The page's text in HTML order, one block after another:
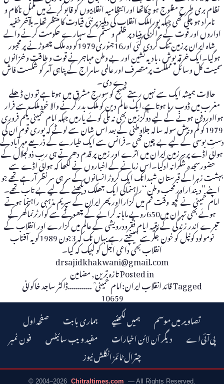
نظام بری طرح مفلوج ہو چکاتھا اورانتظامیہ انقلابیوں کو قابو کرنے میں مکمل ناکام و
نامراد ہو چکی تھی جبکہ پوراملک انقلاب کی دہلیزپر نئی قیادت کا منتظر تھا۔بلآخرخفیہ
اداروں اور قوت کے مراکزکی بنیاد پر ظلم و ستم کے سہارے حکومت کرنے والے
شاہ ایران پرزمین تنگ کردی گئی اور16جنوری1979کو وہ ملک چھوڑنے پر مجبور
ہوگیا۔ایک خرقہ پوش ،بادیہ نشین اور بے وطن مہاجرنے قوت و طاقت و خزانوں
سمیت کل وسائل مملکت پرمتصرف اور عالمی سامراج کے پناہی آمر کو شکست فاش
دے دی۔
حالات ہمیشہ ایک سے نہیں رہتے صبح کو سورج مشرق میں ہوتاہے تو دن ڈھلے
مغرب میں ڈوب رہا ہوتاہے،ایک عالم دین کو ملک بدر کرنے والا خود ملک سے فرار
ہوااوردفن ہونے کے لیے دوگززمین بھی نہ ملی کوئے یارمیں جبکہ امام خمینی یکم فروری
1979کو کم و بیش سولہ سالہ جلاوطنی کے بعد اس شان سے لوٹے کہ پوری قوم ان کی
دست بوسی کے لیے بے چین تھی ۔فرانس سے ایک طیارے کے ذریعے مہرآبادکے
ہوائی اڈے پرسرزمین ایران میں اترے اور زمین پر قدم دھرتے ہی رب ذولجلال کے
حضورسجدہ شکرانہ ادکیا۔اس زمانے کے اخباروں نے لکھا کہ ہوائی اڈے سے
بہشت زہراکے قبرستان شہداتک ایک کروڑ انسانوں کے سر ہی سر نظر آرہے تھے جو
اپنے ’’دینداراور محب وطن‘‘راہنماکی ایک جھلک دیکھنے کے لیے بے تاب تھے۔
امام خمینی نے کچھ وقت قم میں گزارااورپھر ایران کے سپریم مذہبی راہنما ہوتے
ہوئے بھی تہران میں650روپے ماہانہ کرائے کے چھوٹے سے کوارٹرنماگھرکے
حجرے اندر زندگی کے بقیہ ایام فقرودرویشی کے عالم میں گزارے اور انقلاب کے
نومولود کونپل کو خون جگرسے سینچتے رہے یہاں تک کہ 3جون 1989کو یہ آفتاب
انقلاب بھی داعی اجل کو لبیک کہ گیا۔
drsajidkhakwani@gmail.com
Posted inتازہ ترین,مضامین
Taggedقائد انقلاب ایران:امام خمینی ؒ ............ڈاکٹر ساجد خاکوانی
10659
صفحہ اول ہماری بابت ہمیں لکھئیے
تصاویر میں موسم
فون نمبر
مفید ویب سائیٹس دیگر اؔن لائن اخبارات
چترال ٹائمز انگلش نیوز
© 2004–2026 Chitraltimes.com — All Rights Reserved.